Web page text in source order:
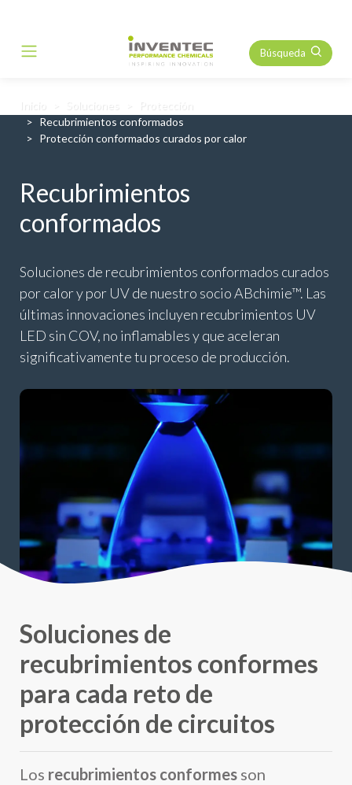
Main Navigation Búsqueda
Recubrimientos conformados
Protección conformados curados por calor
Recubrimientos
conformados
Soluciones de recubrimientos conformados curados
por calor y por UV de nuestro socio ABchimie™. Las
últimas innovaciones incluyen recubrimientos UV
LED sin COV, no inflamables y que aceleran
significativamente tu proceso de producción.
Soluciones de
recubrimientos conformes
para cada reto de
protección de circuitos
Los recubrimientos conformes son